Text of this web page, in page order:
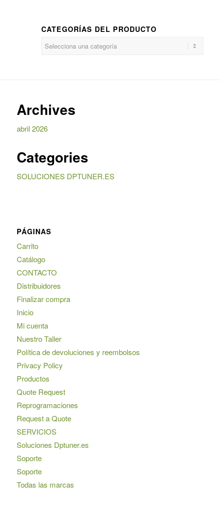
CATEGORÍAS DEL PRODUCTO
Archives
abril 2026
Categories
SOLUCIONES DPTUNER.ES
PÁGINAS
Carrito
Catálogo
CONTACTO
Distribuidores
Finalizar compra
Inicio
Mi cuenta
Nuestro Taller
Política de devoluciones y reembolsos
Privacy Policy
Productos
Quote Request
Reprogramaciones
Request a Quote
SERVICIOS
Soluciones Dptuner.es
Soporte
Soporte
Todas las marcas